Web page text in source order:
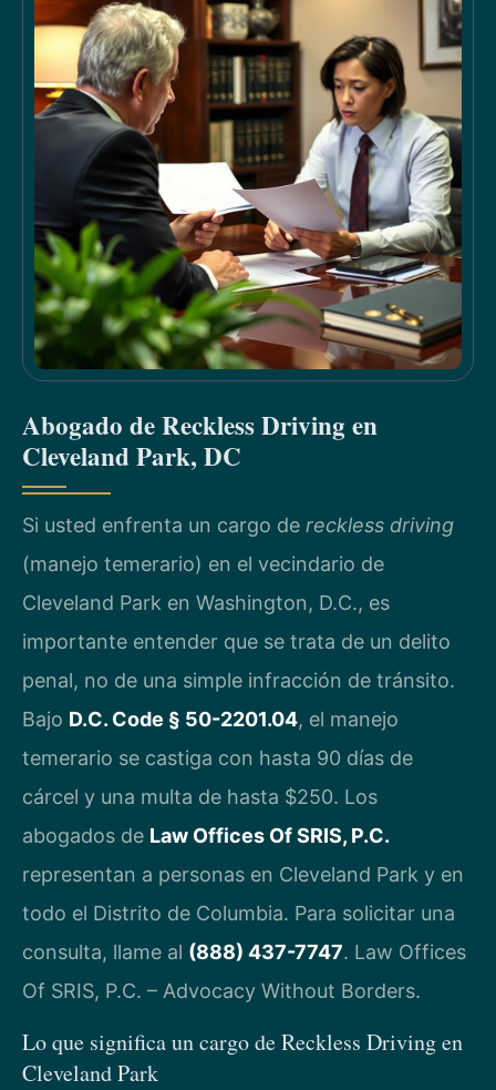
Abogado de Reckless Driving en
Cleveland Park, DC
Si usted enfrenta un cargo de reckless driving
(manejo temerario) en el vecindario de
Cleveland Park en Washington, D.C., es
importante entender que se trata de un delito
penal, no de una simple infracción de tránsito.
Bajo D.C. Code § 50-2201.04, el manejo
temerario se castiga con hasta 90 días de
cárcel y una multa de hasta $250. Los
abogados de Law Offices Of SRIS, P.C.
representan a personas en Cleveland Park y en
todo el Distrito de Columbia. Para solicitar una
consulta, llame al (888) 437-7747. Law Offices
Of SRIS, P.C. – Advocacy Without Borders.
Lo que significa un cargo de Reckless Driving en
Cleveland Park